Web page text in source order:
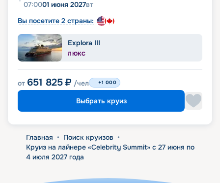
07:0001 июня 2027вт
Вы посетите 2 страны:
Explora III
ЛЮКС
от 651 825 ₽ /чел +1 000
Выбрать круиз
Главная • Поиск круизов •
Круиз на лайнере «Celebrity Summit» с 27 июня по
4 июля 2027 года